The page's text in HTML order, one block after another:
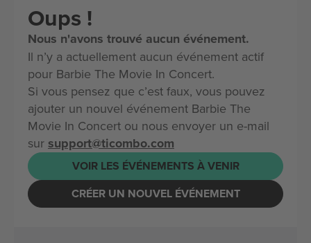
Oups !
Nous n'avons trouvé aucun événement.
Il n’y a actuellement aucun événement actif
pour Barbie The Movie In Concert.
Si vous pensez que c’est faux, vous pouvez
ajouter un nouvel événement Barbie The
Movie In Concert ou nous envoyer un e-mail
sur support@ticombo.com
VOIR LES ÉVÉNEMENTS À VENIR
CRÉER UN NOUVEL ÉVÉNEMENT